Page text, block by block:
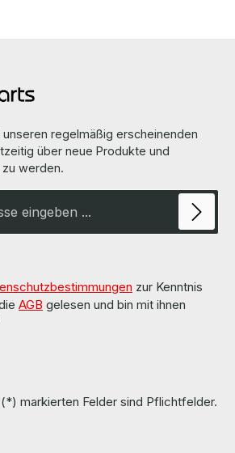
regelmäßig erscheinenden
über neue Produkte und
werden.
zur Kenntnis
AGB gelesen und bin mit ihnen
markierten Felder sind Pflichtfelder.